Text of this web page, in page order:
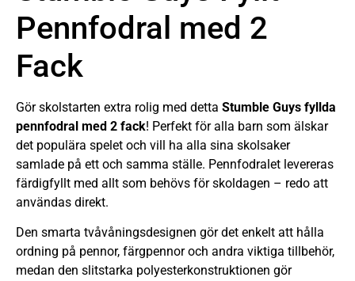
Pennfodral med 2
Fack
Gör skolstarten extra rolig med detta Stumble Guys fyllda
pennfodral med 2 fack! Perfekt för alla barn som älskar
det populära spelet och vill ha alla sina skolsaker
samlade på ett och samma ställe. Pennfodralet levereras
färdigfyllt med allt som behövs för skoldagen – redo att
användas direkt.
Den smarta tvåvåningsdesignen gör det enkelt att hålla
ordning på pennor, färgpennor och andra viktiga tillbehör,
medan den slitstarka polyesterkonstruktionen gör